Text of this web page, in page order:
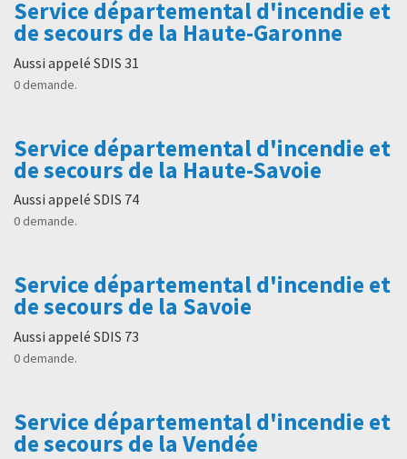
Service départemental d'incendie et
de secours de la Haute-Garonne
Aussi appelé SDIS 31
0 demande.
Service départemental d'incendie et
de secours de la Haute-Savoie
Aussi appelé SDIS 74
0 demande.
Service départemental d'incendie et
de secours de la Savoie
Aussi appelé SDIS 73
0 demande.
Service départemental d'incendie et
de secours de la Vendée